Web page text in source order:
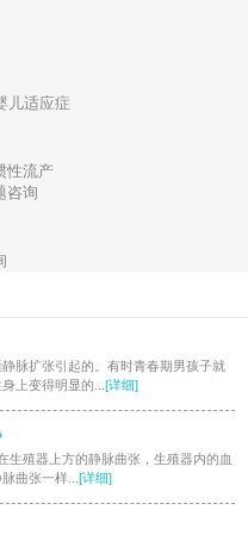
儿适应症
性流产
咨询
扩张引起的。有时青春期男孩子就
上变得明显的... [详细]
器上方的静脉曲张，生殖器内的血
曲张一样... [详细]